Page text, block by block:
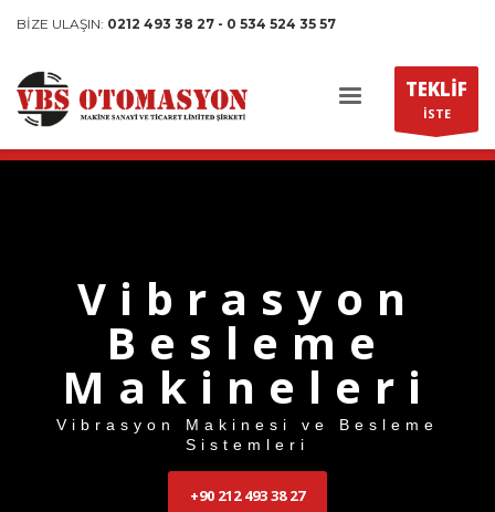
BİZE ULAŞIN: 0212 493 38 27 - 0 534 524 35 57
TEKLİF
İSTE
Vibrasyon
Besleme
Makineleri
Vibrasyon Makinesi ve Besleme
Sistemleri
+90 212 493 38 27